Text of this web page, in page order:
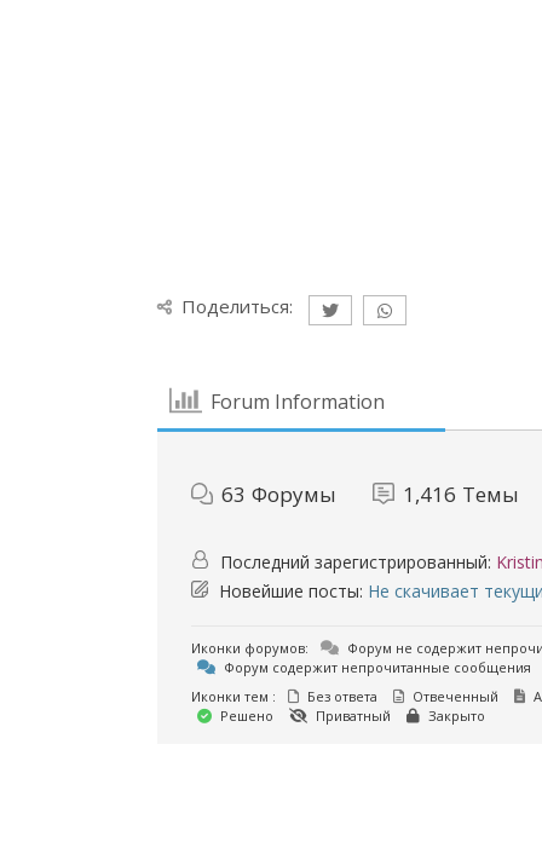
Поделиться:
Forum Information
63 Форумы 1,416 Темы
Последний зарегистрированный:
Новейшие посты: Не скачивает
Иконки форумов:
Форум не содержит
Форум содержит непрочитанные сообщения
Иконки тем :
Без ответа Отвеченный
Решено
Приватный Закрыто